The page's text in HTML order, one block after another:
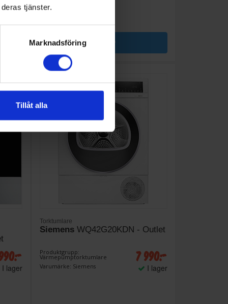
tjänster.
Marknadsföring
Tillåt alla
KÖP
I lager
Torktumlare
Siemens WQ42G20KDN - Outlet
Produktgrupp:
Värmepumptorktumlare
Varumärke: Siemens
7 990:-
I lager